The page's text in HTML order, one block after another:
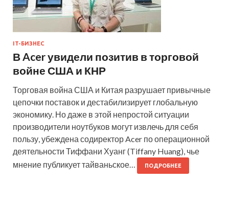
IT-БИЗНЕС
В Acer увидели позитив в торговой
войне США и КНР
Торговая война США и Китая разрушает привычные
цепочки поставок и дестабилизирует глобальную
экономику. Но даже в этой непростой ситуации
производители ноутбуков могут извлечь для себя
пользу, убеждена содиректор Acer по операционной
деятельности Тиффани Хуанг (Tiffany Huang), чье
мнение публикует тайваньское…
ПОДРОБНЕЕ